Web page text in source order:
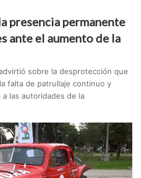
presencia permanente
ante el aumento de la
sobre la desprotección que
falta de patrullaje continuo y
las autoridades de la